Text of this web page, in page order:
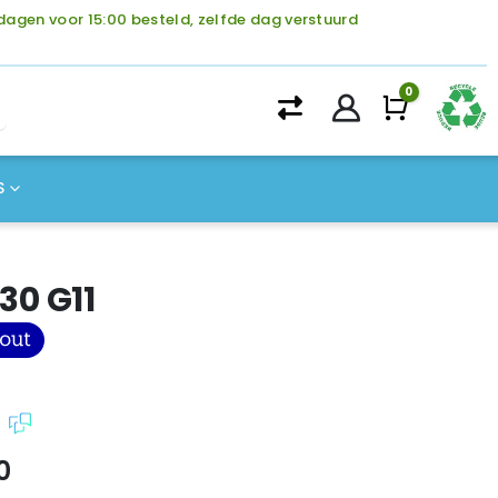
voor 15:00 besteld, zelfde dag verstuurd
0
G11
Huidige